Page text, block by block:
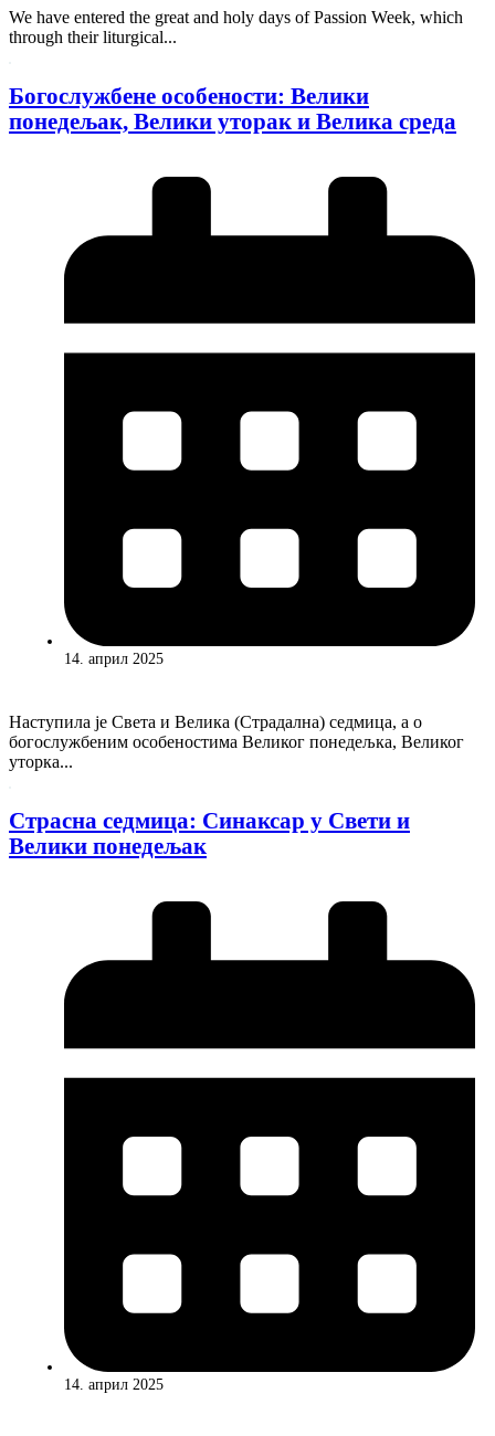
We have entered the great and holy days of Passion Week, which
through their liturgical...
Богослужбене особености: Велики
понедељак, Велики уторак и Велика среда
14. април 2025
Наступила је Света и Велика (Страдална) седмица, а о
богослужбеним особеностима Великог понедељка, Великог
уторка...
Страсна седмица: Синаксар у Свети и
Велики понедељак
14. април 2025